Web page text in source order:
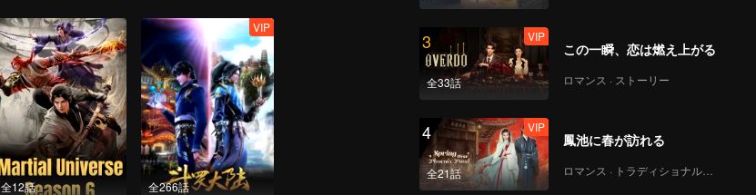
全12話 全266話
VIP
3
全33話
VIP
この一瞬、恋は燃え上がる
ロマンス · ストーリー
4
全21話
VIP
鳳池に春が訪れる
ロマンス · トラディショナル・コスチューム